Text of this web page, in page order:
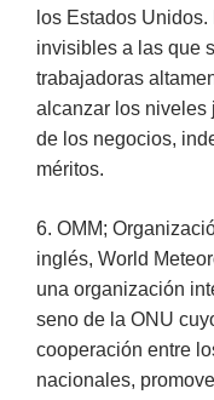
los Estados
invisibles a las que
trabajadoras
alcanzar los niveles
de los negocios,
méritos.
6. OMM;
inglés, World
una organización
seno de la ONU
cooperación entre
nacionales,